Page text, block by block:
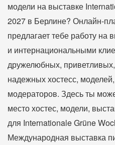
модели на выставке
2027 в Берлине? Онлайн-
предлагает тебе работу на
и интернациональными
дружелюбных,
надежных хостесс,
модераторов. Здесь ты
место хостес, модели,
для Internationale Grüne
Международная выставка